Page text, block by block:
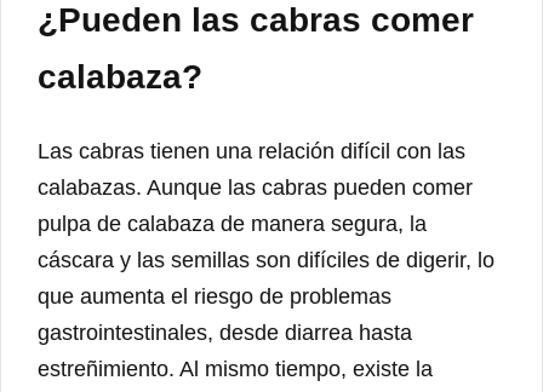
¿Pueden las cabras comer
calabaza?
Las cabras tienen una relación difícil con las
calabazas. Aunque las cabras pueden comer
pulpa de calabaza de manera segura, la
cáscara y las semillas son difíciles de digerir, lo
que aumenta el riesgo de problemas
gastrointestinales, desde diarrea hasta
estreñimiento. Al mismo tiempo, existe la